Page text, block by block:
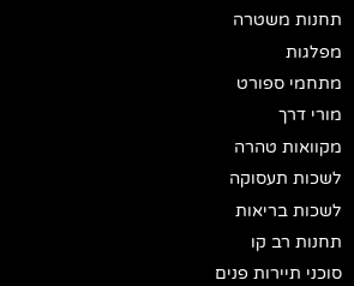
תחנות משטרה
מפלגות
מתחמי ספורט
מורי דרך
מקוואות טהרה
לשכות תעסוקה
לשכות בריאות
תחנות רב קו
סוכני תיירות פנים